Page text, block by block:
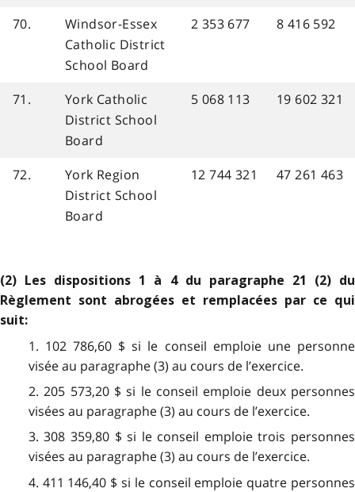
70.
Windsor-Essex
Catholic District
School Board
2 353 677 8 416 592
71.
York Catholic
District School
Board
5 068 113 19 602 321
72.
York Region
District School
Board
12 744 321 47 261 463
(2) Les dispositions 1 à 4 du paragraphe 21 (2) du
Règlement sont abrogées et remplacées par ce qui
suit:
1. 102 786,60 $ si le conseil emploie une personne
visée au paragraphe (3) au cours de l’exercice.
2. 205 573,20 $ si le conseil emploie deux personnes
visées au paragraphe (3) au cours de l’exercice.
3. 308 359,80 $ si le conseil emploie trois personnes
visées au paragraphe (3) au cours de l’exercice.
4. 411 146,40 $ si le conseil emploie quatre personnes